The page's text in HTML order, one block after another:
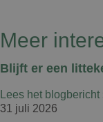
Meer
Blijft er een
Lees het blogbericht
31 juli 2026